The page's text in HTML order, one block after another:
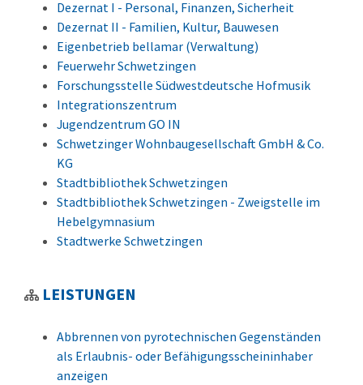
Dezernat I - Personal, Finanzen, Sicherheit
Dezernat II - Familien, Kultur, Bauwesen
Eigenbetrieb bellamar (Verwaltung)
Feuerwehr Schwetzingen
Forschungsstelle Südwestdeutsche Hofmusik
Integrationszentrum
Jugendzentrum GO IN
Schwetzinger Wohnbaugesellschaft GmbH & Co.
KG
Stadtbibliothek Schwetzingen
Stadtbibliothek Schwetzingen - Zweigstelle im
Hebelgymnasium
Stadtwerke Schwetzingen
LEISTUNGEN
Abbrennen von pyrotechnischen Gegenständen
als Erlaubnis- oder Befähigungsscheininhaber
anzeigen